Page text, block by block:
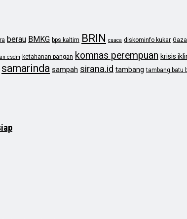
berau BMKG bps kaltim BRIN cuaca diskominfo kukar Gaza
esdm ketahanan pangan komnas perempuan krisis
samarinda sampah sirana.id tambang tambang batu